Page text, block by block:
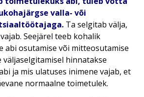
valla- või
. Ta selgitab välja,
Seejärel teeb kohalik
abi osutamise või mitteosutamise
väljaselgitamisel hinnatakse
ja mis ulatuses inimene vajab, et
normaalne toimetulek.